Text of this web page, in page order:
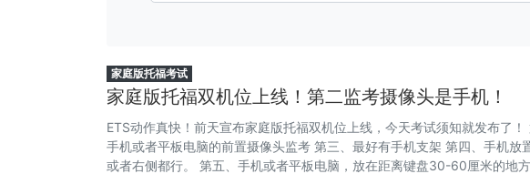
家庭版托福考试
家庭版托福双机位上线！第二监考摄像头是手机！
ETS动作真快！前天宣布家庭版托福双机位上线，今天考试须知就发布了
手机或者平板电脑的前置摄像头监考 第三、最好有手机支架 第四、手机
或者右侧都行。 第五、手机或者平板电脑，放在距离键盘30-60厘米的地方